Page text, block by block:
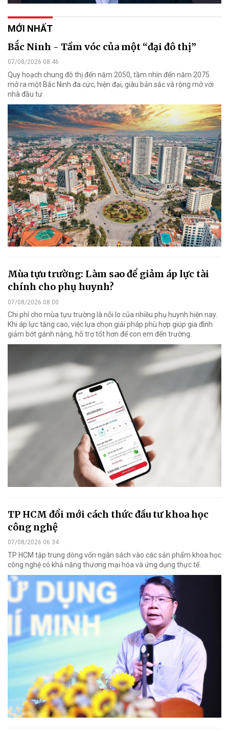
MỚI NHẤT
Bắc Ninh - Tầm vóc của một “đại đô thị”
07/08/2026 08:46
Quy hoạch chung đô thị đến năm 2050, tầm nhìn đến năm 2075
mở ra một Bắc Ninh đa cực, hiện đại, giàu bản sắc và rộng mở với
nhà đầu tư.
Mùa tựu trường: Làm sao để giảm áp lực tài
chính cho phụ huynh?
07/08/2026 08:00
Chi phí cho mùa tựu trường là nỗi lo của nhiều phụ huynh hiện nay.
Khi áp lực tăng cao, việc lựa chọn giải pháp phù hợp giúp gia đình
giảm bớt gánh nặng, hỗ trợ tốt hơn để con em đến trường.
TP HCM đổi mới cách thức đầu tư khoa học
công nghệ
07/08/2026 06:34
TP HCM tập trung dòng vốn ngân sách vào các sản phẩm khoa học
công nghệ có khả năng thương mại hóa và ứng dụng thực tế.